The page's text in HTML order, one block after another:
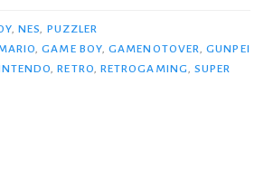
,NES, PUZZLER
,GAME BOY,GAMENOTOVER,GUNPEI
,RETRO, RETROGAMING,SUPER